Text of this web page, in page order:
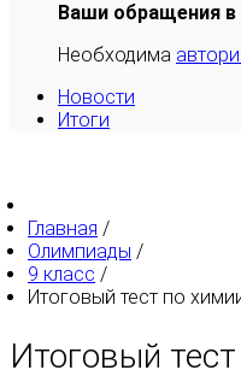
Ваши обращения
Необходима
Новости
Итоги
Главная /
Олимпиады /
9 класс /
Итоговый тест по
Итоговый